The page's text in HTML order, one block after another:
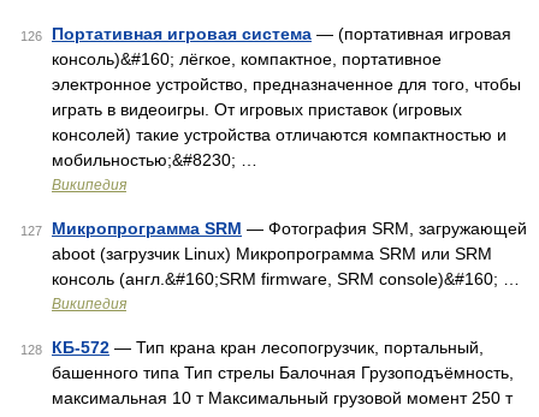
126 Портативная игровая система — (портативная игровая
консоль)&#160; лёгкое, компактное, портативное
электронное устройство, предназначенное для того, чтобы
играть в видеоигры. От игровых приставок (игровых
консолей) такие устройства отличаются компактностью и
мобильностью;&#8230; …
Википедия
127 Микропрограмма SRM — Фотография SRM, загружающей
aboot (загрузчик Linux) Микропрограмма SRM или SRM
консоль (англ.&#160;SRM firmware, SRM console)&#160; …
Википедия
128 КБ-572 — Тип крана кран лесопогрузчик, портальный,
башенного типа Тип стрелы Балочная Грузоподъёмность,
максимальная 10 т Максимальный грузовой момент 250 т